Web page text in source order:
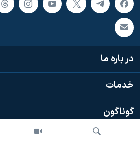
در باره ما
خدمات
گوناگون